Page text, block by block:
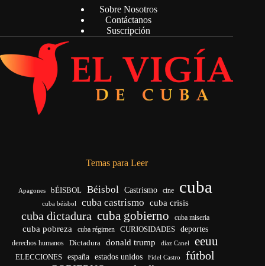
Sobre Nosotros
Contáctanos
Suscripción
Temas para Leer
Apagones bÉISBOL Béisbol Castrismo cine cuba
cuba béisbol cuba castrismo cuba crisis
cuba dictadura cuba gobierno cuba miseria
cuba pobreza cuba régimen CURIOSIDADES deportes
derechos humanos Dictadura donald trump díaz Canel eeuu
ELECCIONES españa estados unidos Fidel Castro fútbol